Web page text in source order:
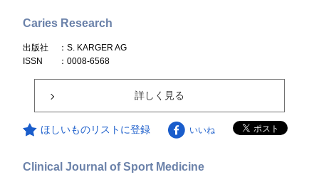
Caries Research
出版社
：S. KARGER AG
ISSN
：0008-6568
詳しく見る
ほしいものリストに登録 いいね
Clinical Journal of Sport Medicine